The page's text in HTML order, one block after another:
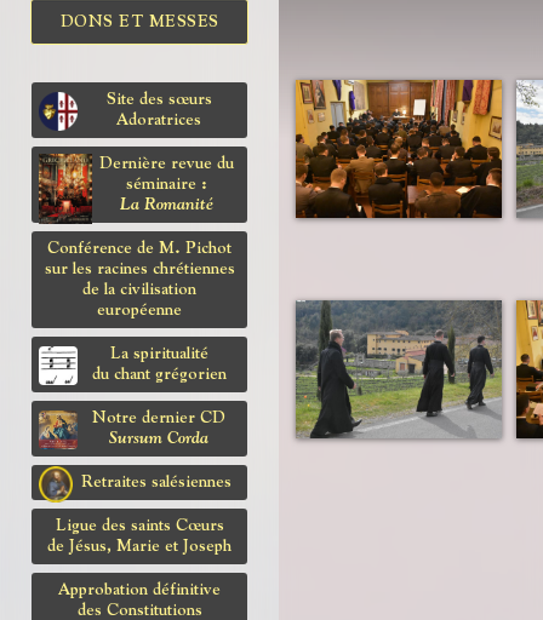
DONS ET MESSES
Site des sœurs
Adoratrices
Dernière revue du
séminaire :
La Romanité
Conférence de M. Pichot
sur les racines chrétiennes
de la civilisation
européenne
La spiritualité
du chant grégorien
Notre dernier CD
Sursum Corda
Retraites salésiennes
Ligue des saints Cœurs
de Jésus, Marie et Joseph
Approbation définitive
des Constitutions